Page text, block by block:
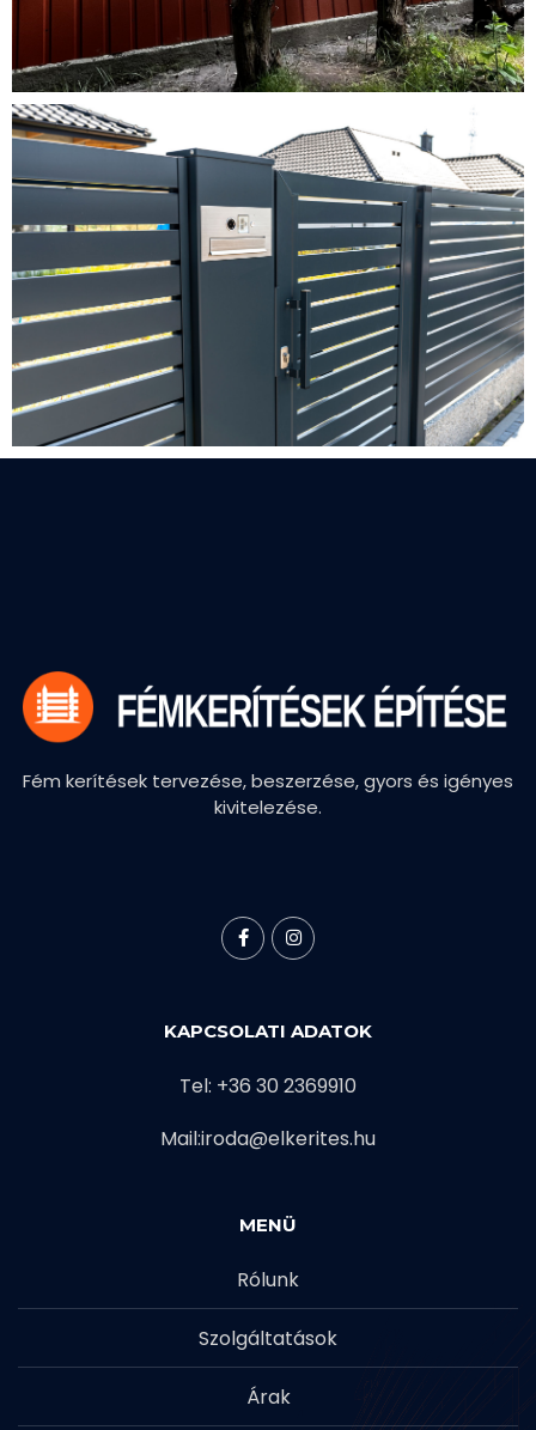
Fém kerítések tervezése, beszerzése, gyors és igényes
kivitelezése.
KAPCSOLATI ADATOK
Tel: +36 30 2369910
Mail:iroda@elkerites.hu
MENÜ
Rólunk
Szolgáltatások
Árak